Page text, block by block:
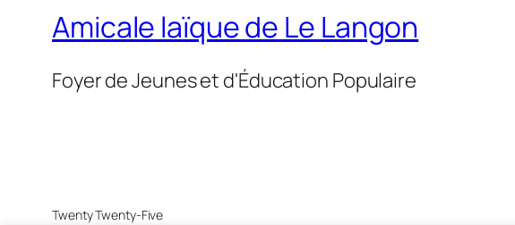
Amicale laïque de Le Langon
Foyer de Jeunes et d'Éducation Populaire
Twenty Twenty-Five